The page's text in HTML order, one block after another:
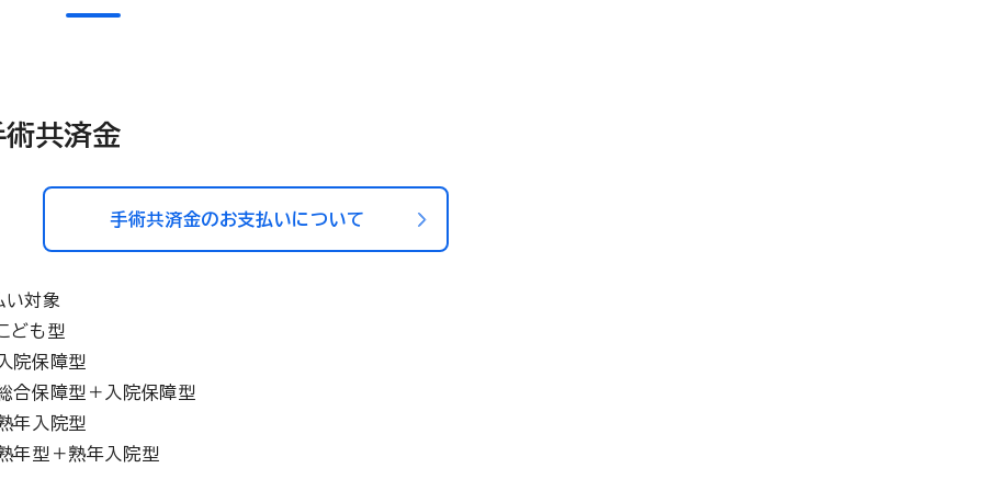
術共済金
手術共済金のお支払いについて
い対象
ども型
院保障型
合保障型＋入院保障型
年入院型
年型＋熟年入院型